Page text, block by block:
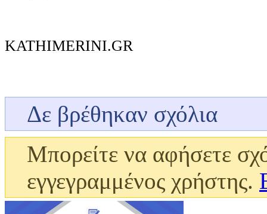
KATHIMERINI.GR
Δε βρέθηκαν σχόλια
Μπορείτε να αφήσετε
εγγεγραμμένος χρήστης.